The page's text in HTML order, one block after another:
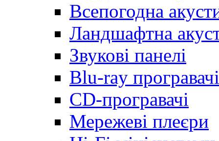
Всепогодна
Ландшафтна
Звукові панелі
Blu-ray програвачі
CD-програвачі
Мережеві плеєри